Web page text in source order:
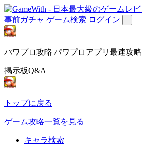
事前ガチャ ゲーム検索 ログイン
パワプロ攻略|パワプロアプリ最速攻略
掲示板Q&A
トップに戻る
ゲーム攻略一覧を見る
キャラ検索